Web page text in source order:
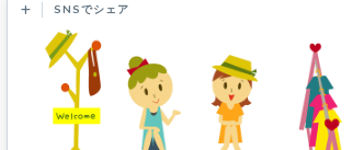
SNSでシェア